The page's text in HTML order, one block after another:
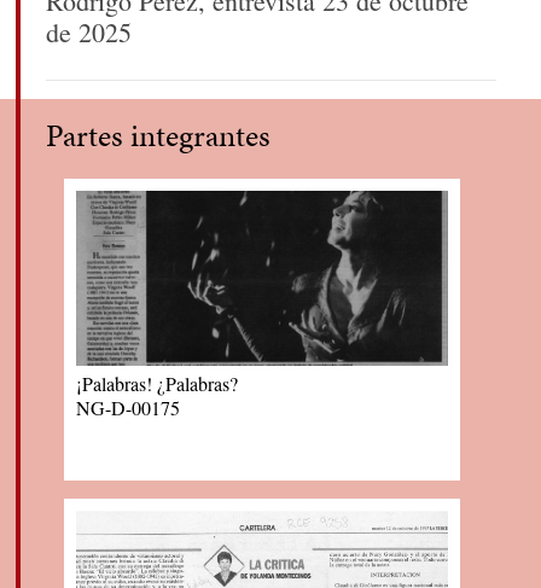
de 2025
Partes integrantes
¡Palabras! ¿Palabras?
NG-D-00175